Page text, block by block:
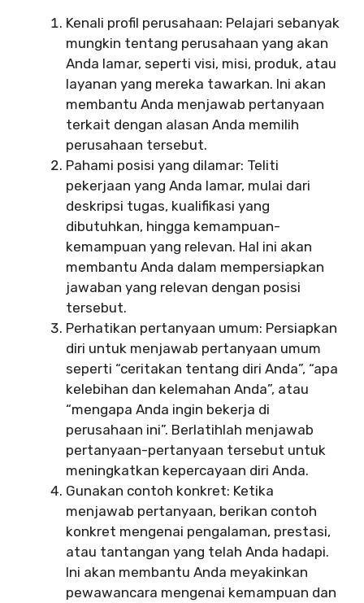
Kenali profil perusahaan: Pelajari sebanyak
mungkin tentang perusahaan yang akan
Anda lamar, seperti visi, misi, produk, atau
layanan yang mereka tawarkan. Ini akan
membantu Anda menjawab pertanyaan
terkait dengan alasan Anda memilih
perusahaan tersebut.
Pahami posisi yang dilamar: Teliti
pekerjaan yang Anda lamar, mulai dari
deskripsi tugas, kualifikasi yang
dibutuhkan, hingga kemampuan-
kemampuan yang relevan. Hal ini akan
membantu Anda dalam mempersiapkan
jawaban yang relevan dengan posisi
tersebut.
Perhatikan pertanyaan umum: Persiapkan
diri untuk menjawab pertanyaan umum
seperti “ceritakan tentang diri Anda”, “apa
kelebihan dan kelemahan Anda”, atau
“mengapa Anda ingin bekerja di
perusahaan ini”. Berlatihlah menjawab
pertanyaan-pertanyaan tersebut untuk
meningkatkan kepercayaan diri Anda.
Gunakan contoh konkret: Ketika
menjawab pertanyaan, berikan contoh
konkret mengenai pengalaman, prestasi,
atau tantangan yang telah Anda hadapi.
Ini akan membantu Anda meyakinkan
pewawancara mengenai kemampuan dan